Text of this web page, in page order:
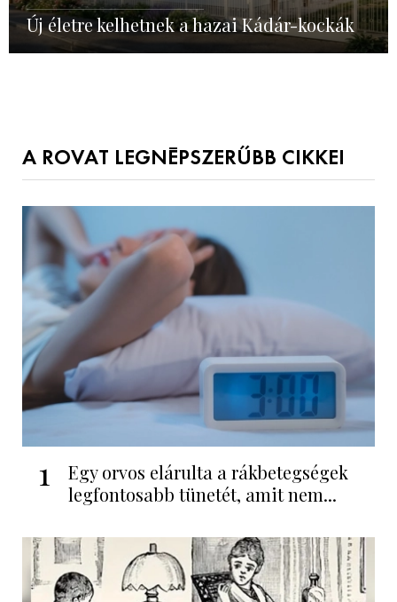
Új életre kelhetnek a hazai Kádár-kockák
A ROVAT LEGNÉPSZERŰBB CIKKEI
1
Egy orvos elárulta a rákbetegségek
legfontosabb tünetét, amit nem...